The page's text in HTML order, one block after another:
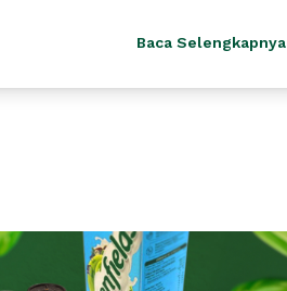
Baca Selengkapnya